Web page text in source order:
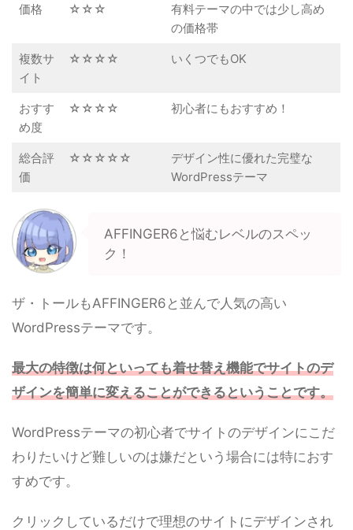
価格 ☆☆☆
有料テーマの中では少し高め
の価格帯
複数サ
イト
☆☆☆☆ いくつでもOK
おすす
め度
☆☆☆☆ 初心者にもおすすめ！
総合評
価
☆☆☆☆☆
デザイン性に優れた完璧な
WordPressテーマ
AFFINGER6と悩むレベルのスペッ
ク！
ザ・トールもAFFINGER6と並んで人気の高い
WordPressテーマです。
最大の特徴は何といっても着せ替え機能でサイトのデ
ザインを簡単に変えることができるということです。
WordPressテーマの初心者でサイトのデザインにこだ
わりたいけど難しいのは嫌だという場合には特におす
すめです。
クリックしているだけで理想のサイトにデザインされ